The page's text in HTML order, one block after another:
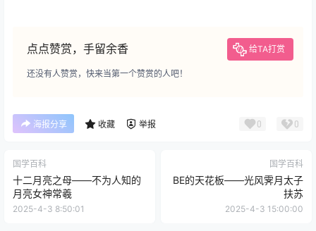
点点赞赏，手留余香 给TA打赏
还没有人赞赏，快来当第一个赞赏的人吧！
海报分享 收藏 举报 0 0
国学百科
十二月亮之母——不为人知的
月亮女神常羲
2025-4-3 8:50:01
国学百科
BE的天花板——光风霁月太子
扶苏
2025-4-3 15:00:00